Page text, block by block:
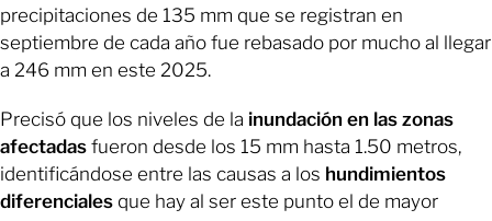
precipitaciones de 135 mm que se registran en
septiembre de cada año fue rebasado por mucho al llegar
a 246 mm en este 2025.
Precisó que los niveles de la inundación en las zonas
afectadas fueron desde los 15 mm hasta 1.50 metros,
identificándose entre las causas a los hundimientos
diferenciales que hay al ser este punto el de mayor